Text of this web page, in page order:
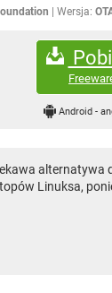
Wersja:
Android-
alternatywa
Linuksa,